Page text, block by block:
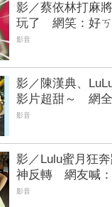
影／蔡依林打麻
玩了 網笑：好
影音
影／陳漢典、
影片超甜～ 網全
愛情的模樣！
影音
影／Lulu蜜月狂
神反轉 網友喊：
就是等這一刻
影音